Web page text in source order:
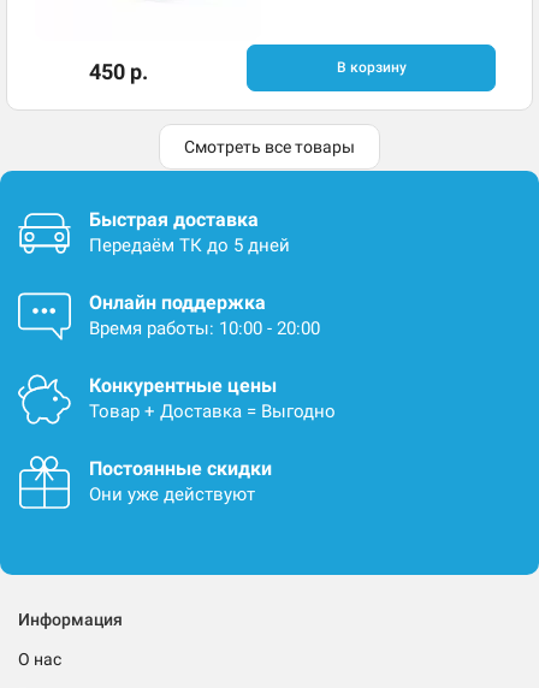
450 р. В корзину
Смотреть все товары
Быстрая доставка
Передаём ТК до 5 дней
Онлайн поддержка
Время работы: 10:00 - 20:00
Конкурентные цены
Товар + Доставка = Выгодно
Постоянные скидки
Они уже действуют
Информация
О нас